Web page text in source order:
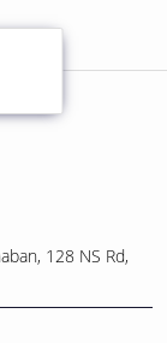
128 NS Rd,